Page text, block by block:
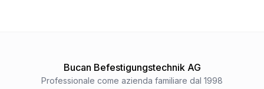
Bucan Befestigungstechnik AG
Professionale come azienda familiare dal 1998